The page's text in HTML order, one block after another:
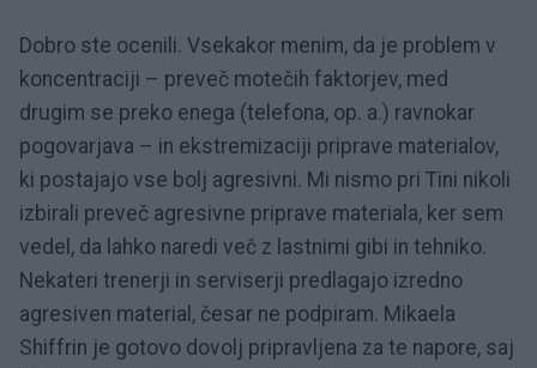
Dobro ste ocenili. Vsekakor menim, da je problem v
koncentraciji – preveč motečih faktorjev, med
drugim se preko enega (telefona, op. a.) ravnokar
pogovarjava – in ekstremizaciji priprave materialov,
ki postajajo vse bolj agresivni. Mi nismo pri Tini nikoli
izbirali preveč agresivne priprave materiala, ker sem
vedel, da lahko naredi več z lastnimi gibi in tehniko.
Nekateri trenerji in serviserji predlagajo izredno
agresiven material, česar ne podpiram. Mikaela
Shiffrin je gotovo dovolj pripravljena za te napore, saj